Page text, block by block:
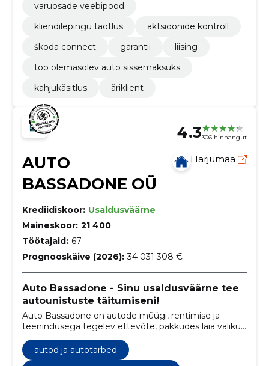
varuosade veebipood
kliendilepingu taotlus
aktsioonide kontroll
škoda connect
garantii
liising
too olemasolev auto sissemaksuks
kahjukäsitlus
äriklient
4.3306 hinnangut
AUTO
BASSADONE OÜ
Harjumaa
Krediidiskoor: Usaldusväärne
Maineskoor: 21 400
Töötajaid: 67
Prognooskäive (2026): 34 031 308 €
Auto Bassadone - Sinu usaldusväärne tee
autounistuste täitumiseni!
Auto Bassadone on autode müügi, rentimise ja
teenindusega tegelev ettevõte, pakkudes laia valikut
sõidukeid erinevatest margidest ja mudelitest ning
mitmesuguseid teenuseid, sealhulgas hooldust,
remonti ja varuosade müüki.
autod ja autotarbed